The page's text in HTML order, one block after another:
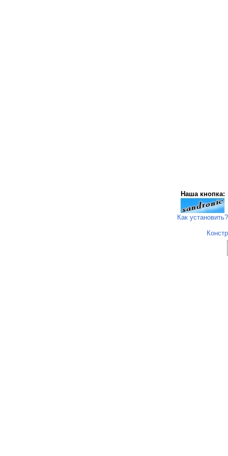
Наша кнопка:
Как установить?